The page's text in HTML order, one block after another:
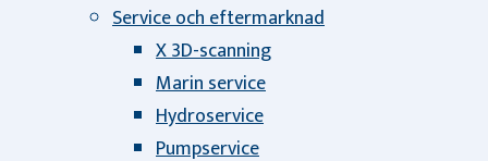
Service och eftermarknad
X 3D-scanning
Marin service
Hydroservice
Pumpservice